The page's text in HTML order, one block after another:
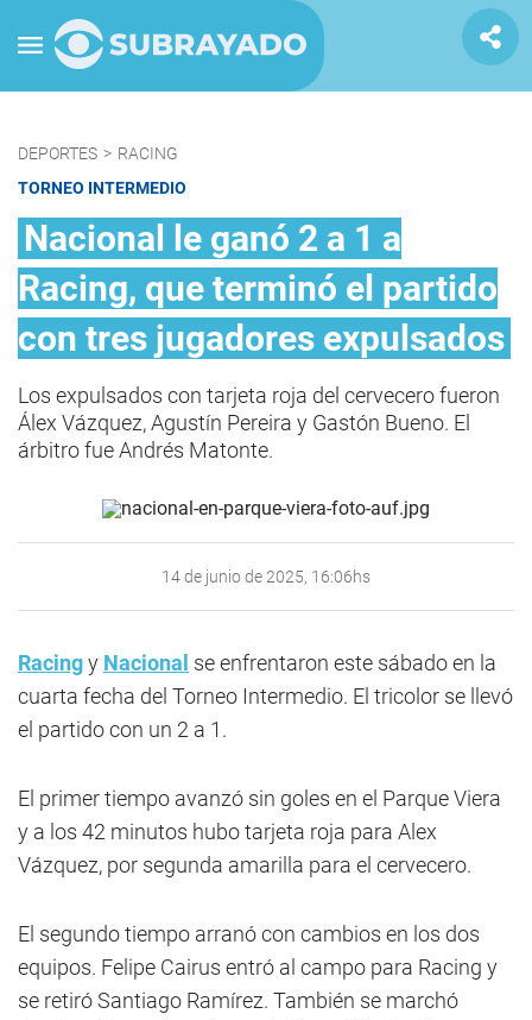
DEPORTES > RACING
TORNEO INTERMEDIO
Nacional le ganó 2 a 1 a
Racing, que terminó el partido
con tres jugadores expulsados
Los expulsados con tarjeta roja del cervecero fueron
Álex Vázquez, Agustín Pereira y Gastón Bueno. El
árbitro fue Andrés Matonte.
14 de junio de 2025, 16:06hs
Racingy Nacional se enfrentaron este sábado en la
cuarta fecha del Torneo Intermedio. El tricolor se llevó
el partido con un 2 a 1.
El primer tiempo avanzó sin goles en el Parque Viera
y a los 42 minutos hubo tarjeta roja para Alex
Vázquez, por segunda amarilla para el cervecero.
El segundo tiempo arranó con cambios en los dos
equipos. Felipe Cairus entró al campo para Racing y
se retiró Santiago Ramírez. También se marchó